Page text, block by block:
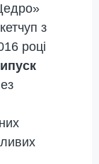
з
році